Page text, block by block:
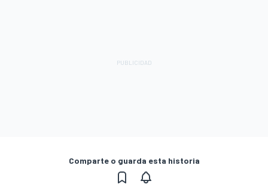
Comparte o guarda esta historia